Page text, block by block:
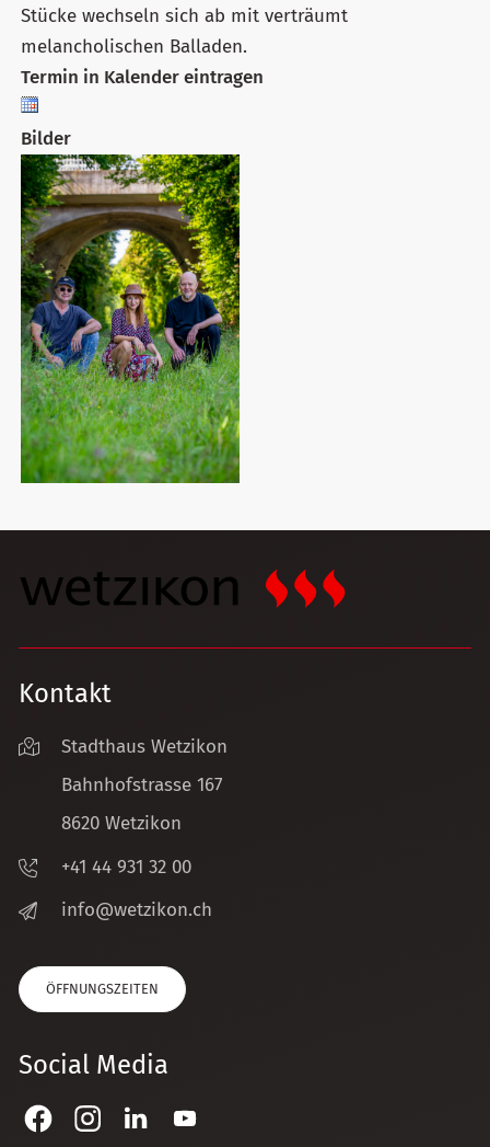
Stücke wechseln sich ab mit verträumt
melancholischen Balladen.
Termin in Kalender eintragen
Bilder
Kontakt
Stadthaus Wetzikon
Bahnhofstrasse 167
8620 Wetzikon
+41 44 931 32 00
nf
w tz k n ch
ÖFFNUNGSZEITEN
Social Media